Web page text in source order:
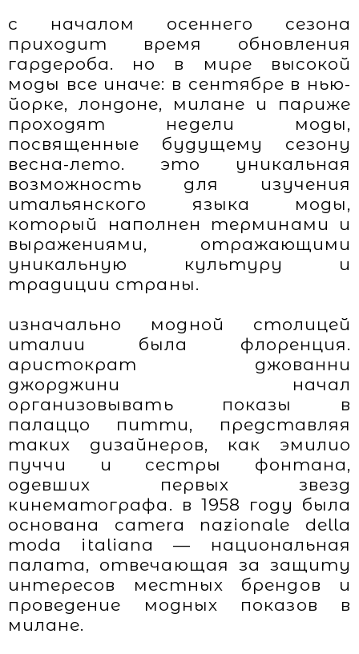
с началом осеннего сезона
приходит время обновления
гардероба. но в мире высокой
моды все иначе: в сентябре в нью-
йорке, лондоне, милане и париже
проходят недели моды,
посвященные будущему сезону
весна-лето. это уникальная
возможность для изучения
итальянского языка моды,
который наполнен терминами и
выражениями, отражающими
уникальную культуру и
традиции страны.
изначально модной столицей
италии была флоренция.
аристократ джованни
джорджини начал
организовывать показы в
палаццо питти, представляя
таких дизайнеров, как эмилио
пуччи и сестры фонтана,
одевших первых звезд
кинематографа. в 1958 году была
основана camera nazionale della
moda italiana — национальная
палата, отвечающая за защиту
интересов местных брендов и
проведение модных показов в
милане.